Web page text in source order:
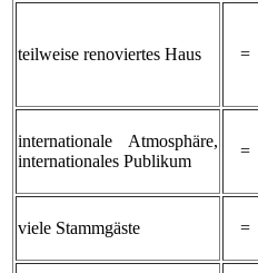
teilweise renoviertes Haus =
internationale Atmosphäre,
internationales Publikum
=
viele Stammgäste =